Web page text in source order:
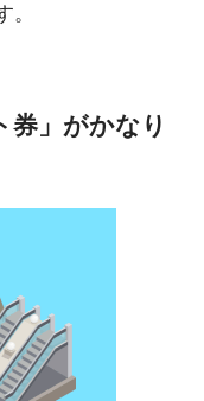
。
券」がかなり